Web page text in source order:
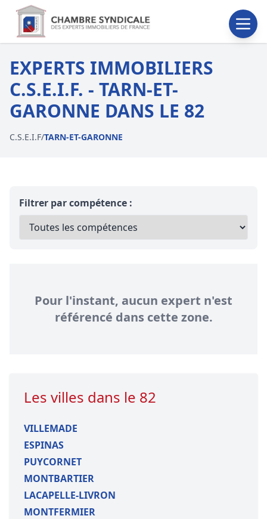
EXPERTS IMMOBILIERS
C.S.E.I.F. - TARN-ET-
GARONNE DANS LE 82
C.S.E.I.F/TARN-ET-GARONNE
Filtrer par compétence :
Pour l'instant, aucun expert n'est
référencé dans cette zone.
Les villes dans le 82
VILLEMADE
ESPINAS
PUYCORNET
MONTBARTIER
LACAPELLE-LIVRON
MONTFERMIER